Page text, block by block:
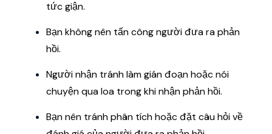
tức giận.
Bạn không nên tấn công người đưa ra phản
hồi.
Người nhận tránh làm gián đoạn hoặc nói
chuyện qua loa trong khi nhận phản hồi.
Bạn nên tránh phân tích hoặc đặt câu hỏi về